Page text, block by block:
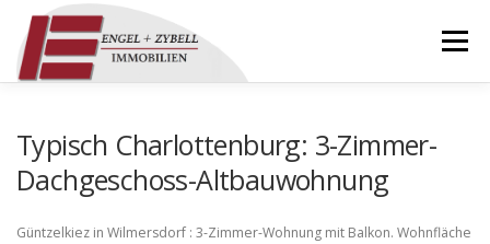
Inhalt
springen
Menü
Typisch Charlottenburg: 3-Zimmer-
Dachgeschoss-Altbauwohnung
Güntzelkiez in Wilmersdorf : 3-Zimmer-Wohnung mit Balkon. Wohnfläche